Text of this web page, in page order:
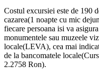
Costul excursiei este de 190
cazarea(1 noapte cu mic
fiecare persoana isi va
monumentele sau muzeele
locale(LEVA), cea mai
de la bancomatele
2.2758 Ron).